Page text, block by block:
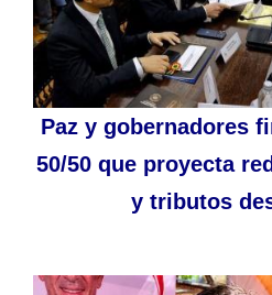
Paz y gobernadores
50/50 que proyecta
y tributos